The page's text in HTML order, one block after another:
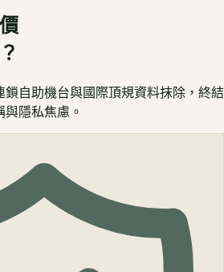
自助機台與國際頂規資料抹除，終結
隱私焦慮。